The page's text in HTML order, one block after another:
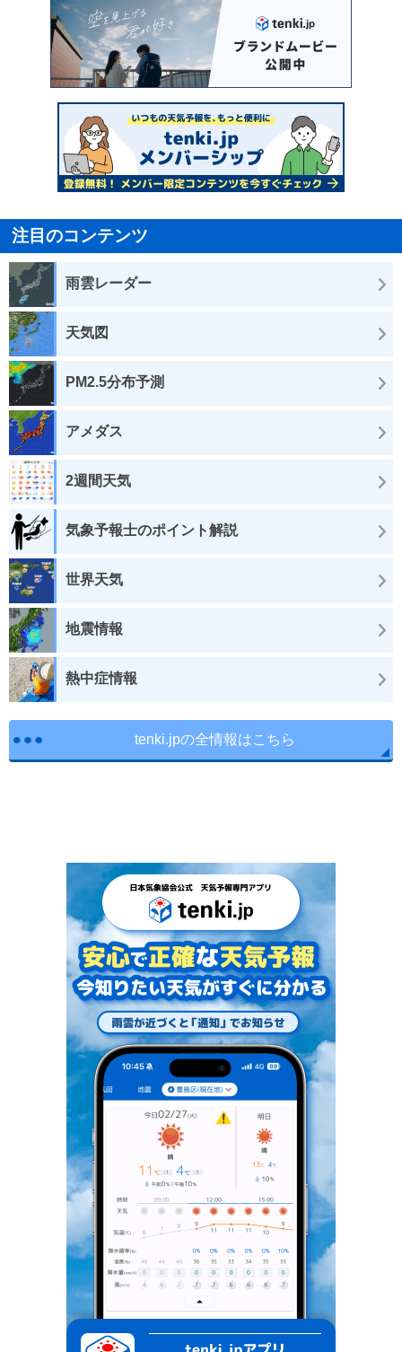
注目のコンテンツ
雨雲レーダー
天気図
PM2.5分布予測
アメダス
2週間天気
気象予報士のポイント解説
世界天気
地震情報
熱中症情報
tenki.jpの全情報はこちら